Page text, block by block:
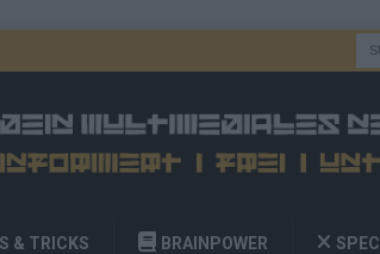
& TRICKS BRAINPOWER